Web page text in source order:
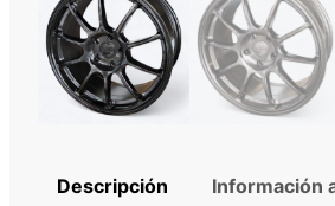
Descripción Información